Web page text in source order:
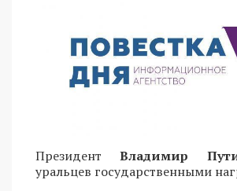
ПрезидентВладимир
уральцев государственными